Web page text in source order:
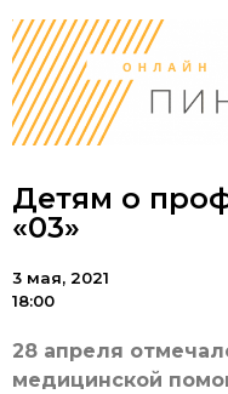
Детям о
«03»
3 мая, 2021
18:00
28 апреля
медицинской